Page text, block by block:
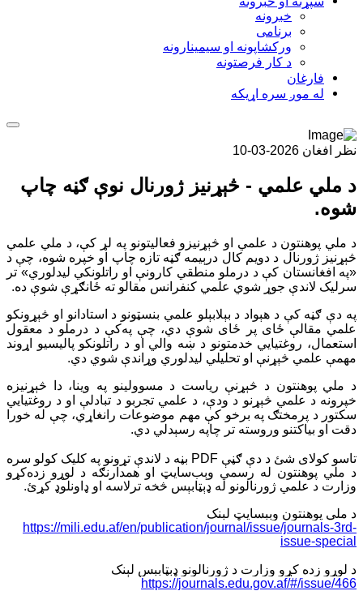
خبرونه
برنامی
ورکشاپونه او سيمينارونه
د کار فرصتونه
فارغان
له موږ سره اړيکه
نظر افغان 2026-03-10
د ملي علمي - څېړنیز ژورنال نوې ګڼه چاپ
شوه.
د ملي پوهنتون د علمي او څېړنیزو فعالیتونو په لړ کې، د ملي علمي
څېړنیز ژورنال د دويم کال درېيمه ګڼه تازه چاپ او خپره شوه، چې د
«په افغانستان کې د درملو منطقي کارونې او راتلونکي ليدلوري» تر
سرلیک لاندې جوړ شوي علمي کنفرانس مقالو ته ځانګړې شوې ده.
په دې ګڼه کې د هېواد د بېلابېلو علمي بنسټونو د استادانو او څېړونکو
علمي مقالې ځای پر ځای شوې دي، چې په‌کې د درملو د معقول
استعمال، روغتیايي خدمتونو د ښه والي او د راتلونکو پاليسيو اړوند
مهمې علمي څېړنې او تحلیلي لیدلوري وړاندې شوي دي.
د ملي پوهنتون د څېړنې ریاست د مسوولينو په وينا، دا څېړنيزه
خپرونه د علمي څېړنو د ودې، د علمي تجربو د تبادلې او د روغتیايي
سکتور د پرمختګ په برخو کې مهم موضوعات رانغاړي، چې له خورا
دقت او بياکتنو وروسته تر چاپه رسېدلي دي.
تاسو کولای شئ د دې ګڼې
بڼه د لاندې تړونو په کلیک کولو سره
د ملي پوهنتون له رسمي وېب‌سایټ او همدارنګه د لوړو زده‌کړو
وزارت د علمي ژورنالونو له ډېټابېس څخه ترلاسه او ډاونلوډ کړئ.
د ملي پوهنتون وېبسايټ لېنک
https://mili.edu.af/en/publication/journal/issue/journals-3rd-
issue-special
د لوړو زده کړو وزارت د ژورنالونو ډېټابېس لېنک
https://journals.edu.gov.af/#/issue/466